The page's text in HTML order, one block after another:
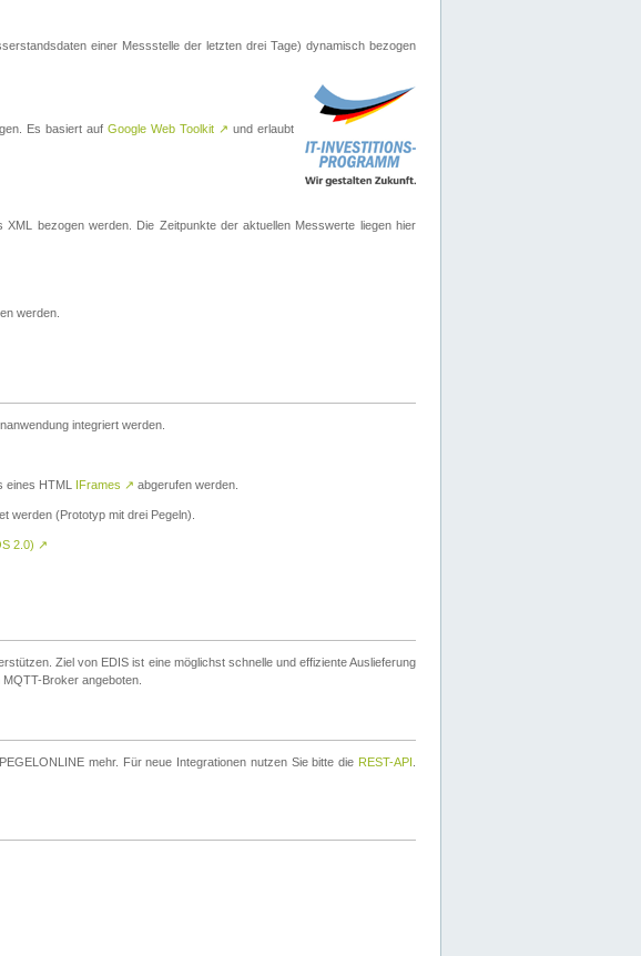
einer Messstelle der letzten drei Tage) dynamisch bezogen
Es basiert auf Google Web Toolkit ↗ und erlaubt
XML bezogen werden. Die Zeitpunkte der aktuellen Messwerte liegen hier
werden.
integriert werden.
eines HTML IFrames ↗ abgerufen werden.
werden (Prototyp mit drei Pegeln).
2.0) ↗
Ziel von EDIS ist eine möglichst schnelle und effiziente Auslieferung
Broker angeboten.
mehr. Für neue Integrationen nutzen Sie bitte die REST-API